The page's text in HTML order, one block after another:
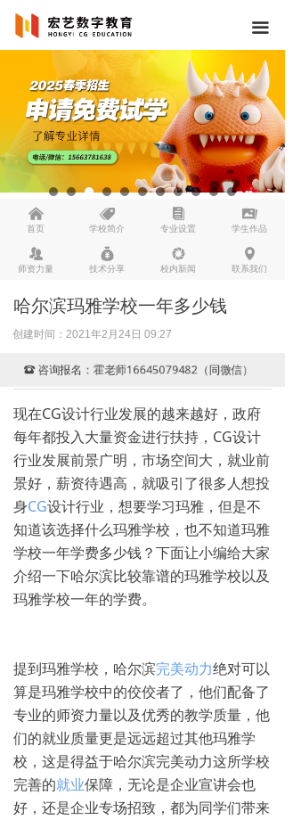
낀
首页
뀄
学校简介
뀴
专业设置
끡
学生作品
뀡
师资力量
낐
技术分享
넆
校内新闻
넹
联系我们
끀
哈尔滨玛雅学校一年多少钱
创建时间： 2021年2月24日 09:27
现在CG设计行业发展的越来越好，政府
每年都投入大量资金进行扶持，CG设计
行业发展前景广明，市场空间大，就业前
景好，薪资待遇高，就吸引了很多人想投
身CG设计行业，想要学习玛雅，但是不
知道该选择什么玛雅学校，也不知道玛雅
学校一年学费多少钱？下面让小编给大家
介绍一下哈尔滨比较靠谱的玛雅学校以及
玛雅学校一年的学费。
提到玛雅学校，哈尔滨完美动力绝对可以
算是玛雅学校中的佼佼者了，他们配备了
专业的师资力量以及优秀的教学质量，他
们的就业质量更是远远超过其他玛雅学
校，这是得益于哈尔滨完美动力这所学校
完善的就业保障，无论是企业宣讲会也
好，还是企业专场招致，都为同学们带来
뀰 咨询报名：霍老师16645079482（同微信）